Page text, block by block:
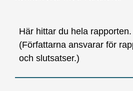
Här hittar du hela rapporten.
(Författarna ansvarar för
och slutsatser.)